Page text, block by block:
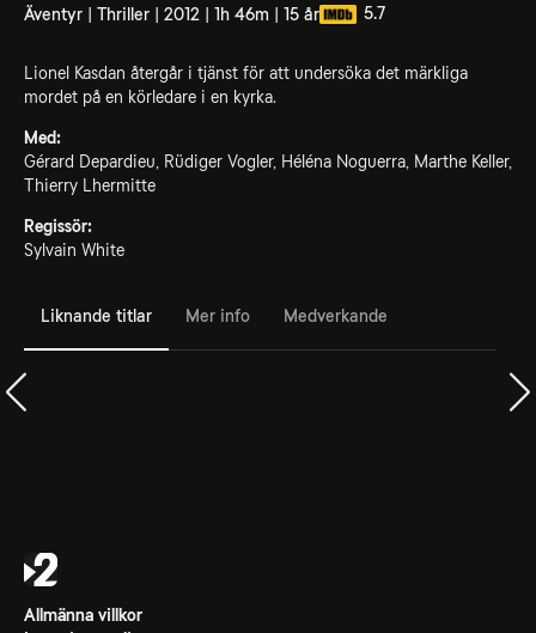
Äventyr | Thriller | 2012 | 1h 46m | 15 år 5.7
Lionel Kasdan återgår i tjänst för att undersöka det märkliga
mordet på en körledare i en kyrka.
Med:
Gérard Depardieu, Rüdiger Vogler, Héléna Noguerra, Marthe Keller,
Thierry Lhermitte
Regissör:
Sylvain White
Liknande titlar Mer info Medverkande
Allmänna villkor